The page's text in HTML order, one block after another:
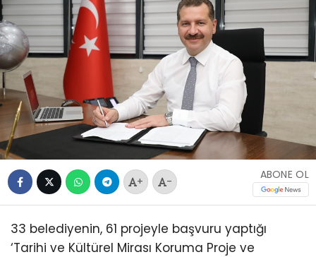
+ -
ABONE OL
33 belediyenin, 61 projeyle başvuru yaptığı
‘Tarihi ve Kültürel Mirası Koruma Proje ve